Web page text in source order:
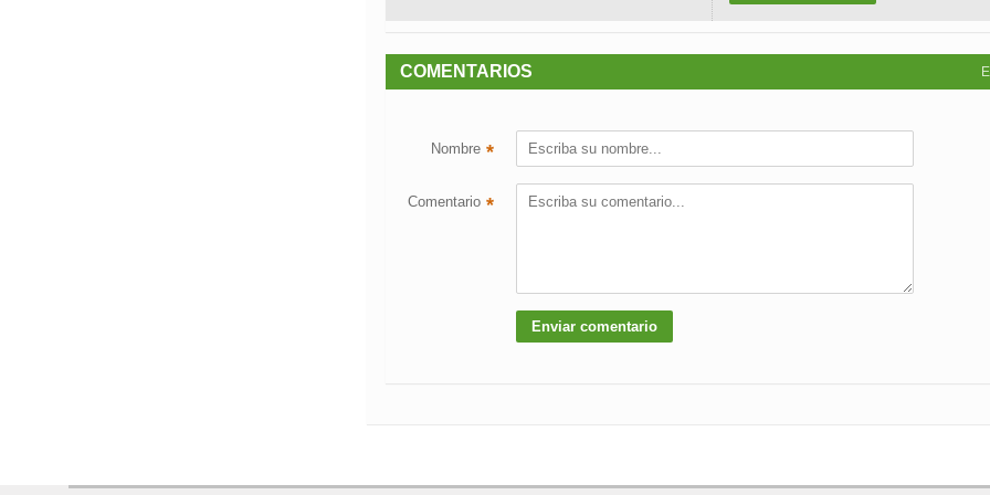
COMENTARIOS
Nombre *
Comentario *